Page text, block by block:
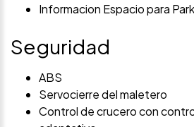
Informacion Espacio para
Seguridad
ABS
Servocierre del maletero
Control de crucero con